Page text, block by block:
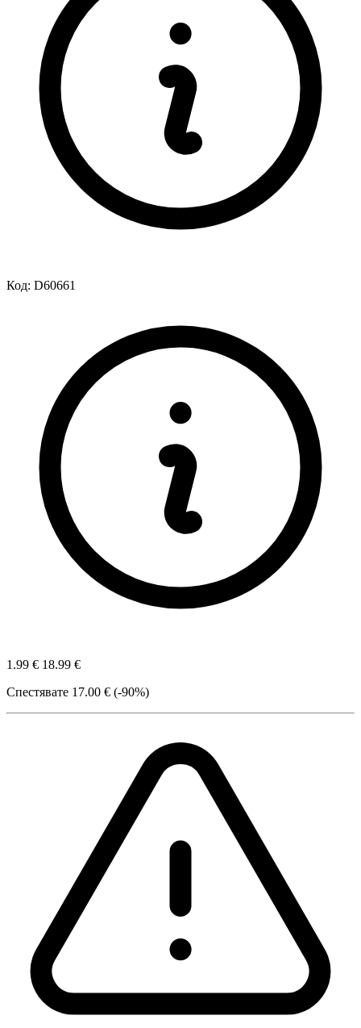
Код: D60661
1.99 € 18.99 €
Спестявате 17.00 € (-90%)